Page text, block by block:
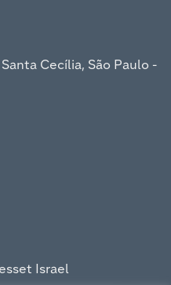
Cecília, São Paulo -
Israel